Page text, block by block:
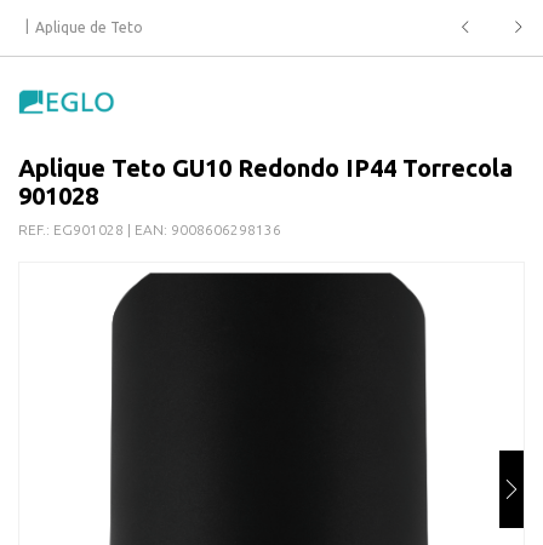
Aplique de Teto
Aplique Teto GU10 Redondo IP44 Torrecola
901028
REF.: EG901028 | EAN: 9008606298136